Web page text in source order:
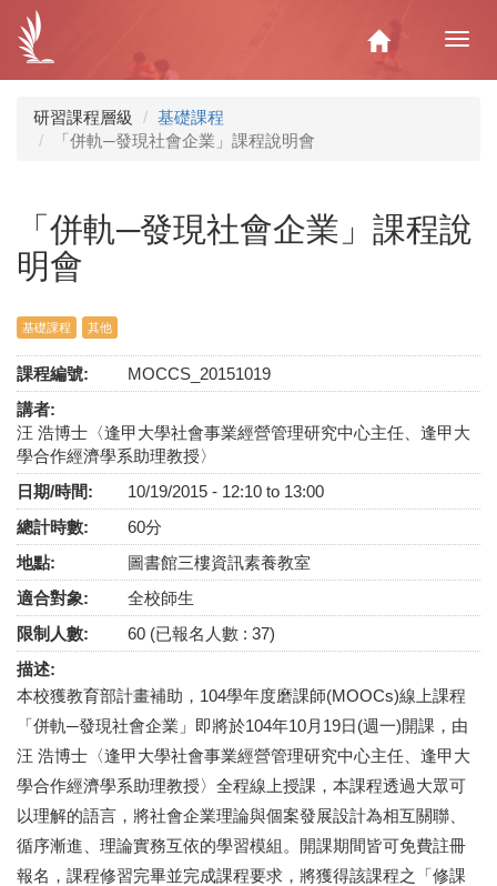
內
Home
研習課程層級
基礎課程
「併軌─發現社會企業」課程說明會
「併軌─發現社會企業」課程說
明會
基礎課程 其他
課程編號:
MOCCS_20151019
講者:
汪 浩博士〈逢甲大學社會事業經營管理研究中心主任、逢甲大
學合作經濟學系助理教授〉
日期/時間:
10/19/2015 - 12:10 to 13:00
總計時數:
60分
地點:
圖書館三樓資訊素養教室
適合對象:
全校師生
限制人數:
60 (已報名人數 : 37)
描述:
本校獲教育部計畫補助，104學年度磨課師(MOOCs)線上課程
「併軌─發現社會企業」即將於104年10月19日(週一)開課，由
汪 浩博士〈逢甲大學社會事業經營管理研究中心主任、逢甲大
學合作經濟學系助理教授〉全程線上授課，本課程透過大眾可
以理解的語言，將社會企業理論與個案發展設計為相互關聯、
循序漸進、理論實務互依的學習模組。開課期間皆可免費註冊
報名，課程修習完畢並完成課程要求，將獲得該課程之「修課